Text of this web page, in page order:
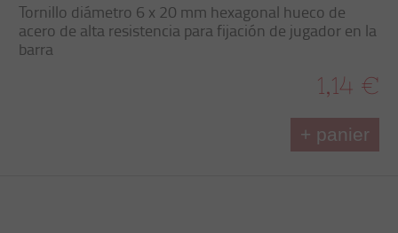
Tornillo diámetro 6 x 20 mm hexagonal hueco de
acero de alta resistencia para fijación de jugador en la
barra
1,14 €
+ panier